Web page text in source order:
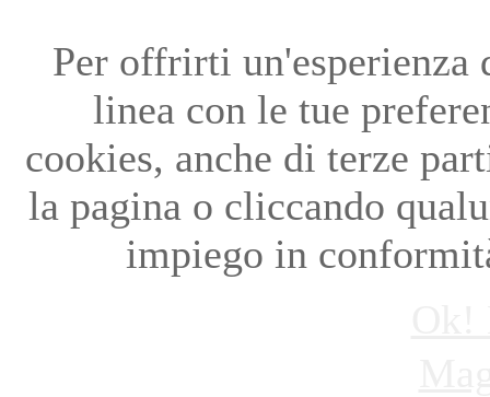
Per offrirti un'esperienza
linea con le tue
cookies, anche di terze
la pagina o cliccando
impiego in